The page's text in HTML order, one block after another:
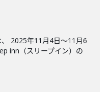
2025年11月4日〜11月6
inn（スリープイン）の